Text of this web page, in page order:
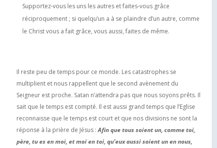
Supportez-vous les uns les autres et faites-vous grâce
réciproquement ; si quelqu’un a à se plaindre d’un autre, comme
le Christ vous a fait grâce, vous aussi, faites de même.
Il reste peu de temps pour ce monde. Les catastrophes se
multiplient et nous rappellent que le second avènement du
Seigneur est proche. Satan n’attendra pas que nous soyons prêts. Il
sait que le temps est compté. Il est aussi grand temps que l’Eglise
reconnaisse que le temps est court et que nos divisions ne sont la
réponse à la prière de Jésus :Afin que tous soient un, comme toi,
père, tu es en moi, et moi en toi, qu’eux aussi soient un en nous,